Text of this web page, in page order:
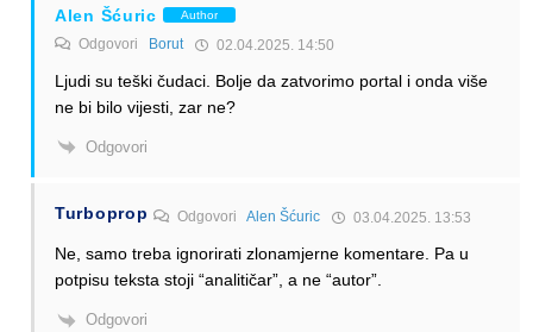
Alen Šćuric Author
Odgovori Borut 02.04.2025. 14:50
Ljudi su teški čudaci. Bolje da zatvorimo portal i onda više
ne bi bilo vijesti, zar ne?
Odgovori
Turboprop OdgovoriAlen Šćuric 03.04.2025. 13:53
Ne, samo treba ignorirati zlonamjerne komentare. Pa u
potpisu teksta stoji “analitičar”, a ne “autor”.
Odgovori